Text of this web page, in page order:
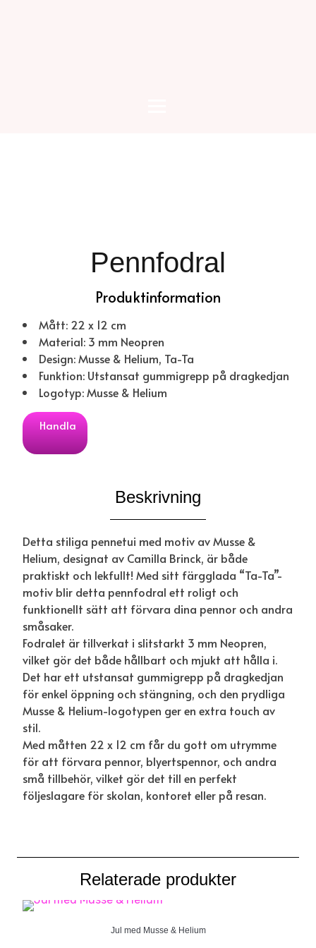
Pennfodral
Produktinformation
Mått: 22 x 12 cm
Material: 3 mm Neopren
Design: Musse & Helium, Ta-Ta
Funktion: Utstansat gummigrepp på dragkedjan
Logotyp: Musse & Helium
Handla
Beskrivning
Detta stiliga pennetui med motiv av Musse &
Helium, designat av Camilla Brinck, är både
praktiskt och lekfullt! Med sitt färgglada “Ta-Ta”-
motiv blir detta pennfodral ett roligt och
funktionellt sätt att förvara dina pennor och andra
småsaker.
Fodralet är tillverkat i slitstarkt 3 mm Neopren,
vilket gör det både hållbart och mjukt att hålla i.
Det har ett utstansat gummigrepp på dragkedjan
för enkel öppning och stängning, och den prydliga
Musse & Helium-logotypen ger en extra touch av
stil.
Med måtten 22 x 12 cm får du gott om utrymme
för att förvara pennor, blyertspennor, och andra
små tillbehör, vilket gör det till en perfekt
följeslagare för skolan, kontoret eller på resan.
Relaterade produkter
Jul med Musse & Helium